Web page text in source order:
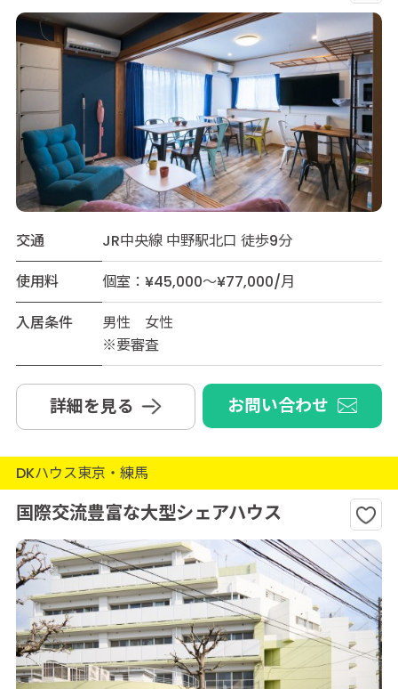
交通
JR中央線 中野駅北口 徒歩9分
使用料
個室：¥45,000～¥77,000/月
入居条件
男性 女性
※要審査
詳細を見る お問い合わせ
DKハウス東京・練馬
国際交流豊富な大型シェアハウス